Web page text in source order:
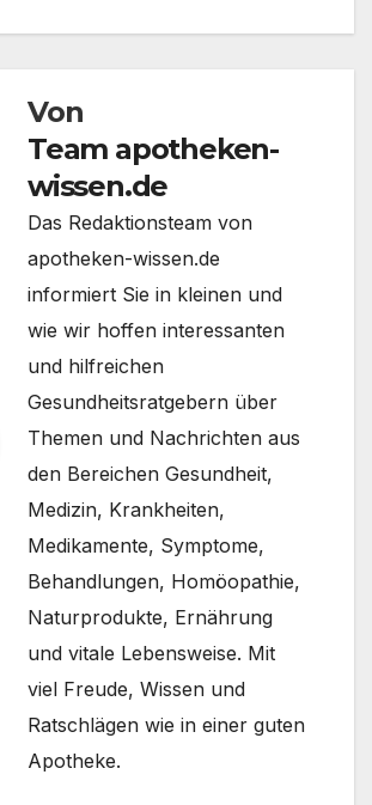
Von
Team apotheken-
wissen.de
Das Redaktionsteam von
apotheken-wissen.de
informiert Sie in kleinen und
wie wir hoffen interessanten
und hilfreichen
Gesundheitsratgebern über
Themen und Nachrichten aus
den Bereichen Gesundheit,
Medizin, Krankheiten,
Medikamente, Symptome,
Behandlungen, Homöopathie,
Naturprodukte, Ernährung
und vitale Lebensweise. Mit
viel Freude, Wissen und
Ratschlägen wie in einer guten
Apotheke.